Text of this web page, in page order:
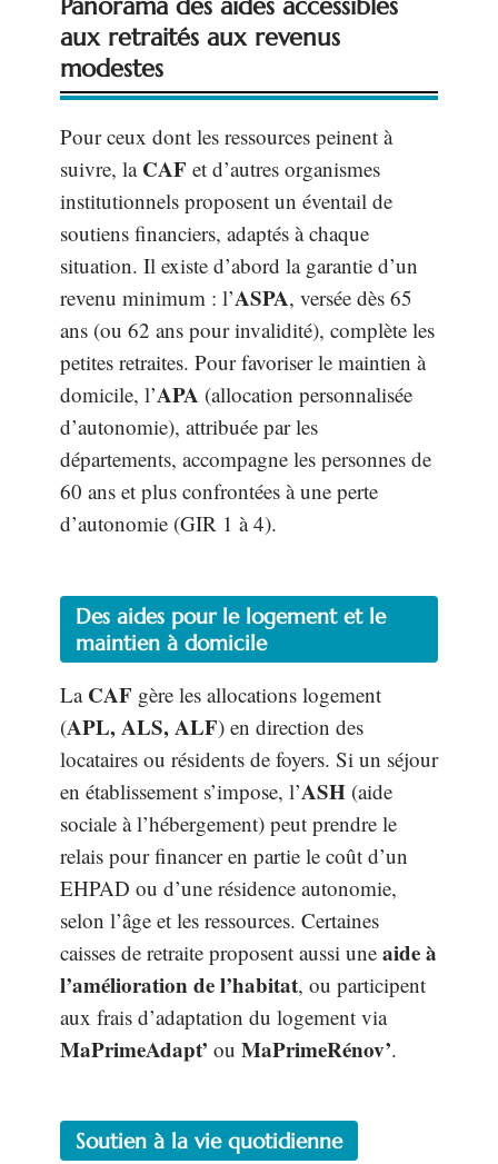
Panorama des aides accessibles
aux retraités aux revenus
modestes
Pour ceux dont les ressources peinent à
suivre, la CAF et d’autres organismes
institutionnels proposent un éventail de
soutiens financiers, adaptés à chaque
situation. Il existe d’abord la garantie d’un
revenu minimum : l’ASPA, versée dès 65
ans (ou 62 ans pour invalidité), complète les
petites retraites. Pour favoriser le maintien à
domicile, l’APA (allocation personnalisée
d’autonomie), attribuée par les
départements, accompagne les personnes de
60 ans et plus confrontées à une perte
d’autonomie (GIR 1 à 4).
Des aides pour le logement et le
maintien à domicile
La CAF gère les allocations logement
(APL, ALS, ALF) en direction des
locataires ou résidents de foyers. Si un séjour
en établissement s’impose, l’ASH (aide
sociale à l’hébergement) peut prendre le
relais pour financer en partie le coût d’un
EHPAD ou d’une résidence autonomie,
selon l’âge et les ressources. Certaines
caisses de retraite proposent aussi une aide à
l’amélioration de l’habitat, ou participent
aux frais d’adaptation du logement via
MaPrimeAdapt’ ou MaPrimeRénov’.
Soutien à la vie quotidienne